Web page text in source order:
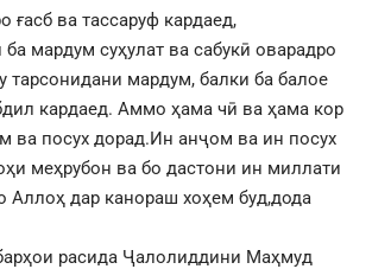
ғасб ва тассаруф кардаед,
мардум суҳулат ва сабукӣ оварадро
тарсонидани мардум, балки ба балое
кардаед. Аммо ҳама чӣ ва ҳама кор
ва посух дорад.Ин анҷом ва ин посух
меҳрубон ва бо дастони ин миллати
Аллоҳ дар канораш хоҳем буд,дода
расида Ҷалолиддини Маҳмуд